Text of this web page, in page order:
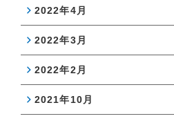
2022年4月
2022年3月
2022年2月
2021年10月